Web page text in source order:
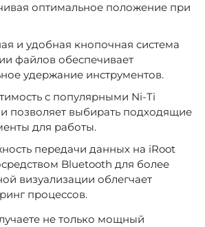
оптимальное положение при
и удобная кнопочная система
файлов обеспечивает
удержание инструментов.
с популярными Ni-Ti
позволяет выбирать подходящие
для работы.
передачи данных на iRoot
Bluetooth для более
визуализации облегчает
процессов.
не только мощный